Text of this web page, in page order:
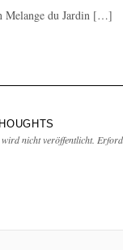
Melange du Jardin […]
nicht veröffentlicht.